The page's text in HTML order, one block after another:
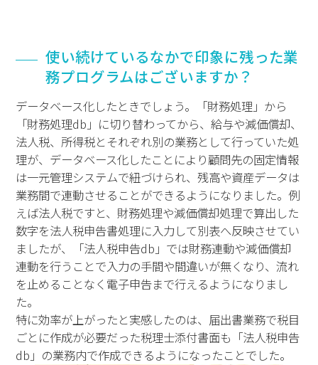
使い続けているなかで印象に残った業
務プログラムはございますか？
データベース化したときでしょう。「財務処理」から
「財務処理db」に切り替わってから、給与や減価償却、
法人税、所得税とそれぞれ別の業務として行っていた処
理が、データベース化したことにより顧問先の固定情報
は一元管理システムで紐づけられ、残高や資産データは
業務間で連動させることができるようになりました。例
えば法人税ですと、財務処理や減価償却処理で算出した
数字を法人税申告書処理に入力して別表へ反映させてい
ましたが、「法人税申告db」では財務連動や減価償却
連動を行うことで入力の手間や間違いが無くなり、流れ
を止めることなく電子申告まで行えるようになりまし
た。
特に効率が上がったと実感したのは、届出書業務で税目
ごとに作成が必要だった税理士添付書面も「法人税申告
db」の業務内で作成できるようになったことでした。